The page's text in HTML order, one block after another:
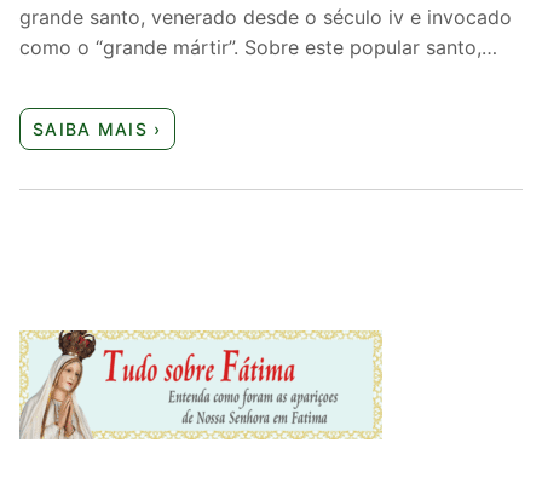
grande santo, venerado desde o século iv e invocado
como o “grande mártir”. Sobre este popular santo,…
SAIBA MAIS ›